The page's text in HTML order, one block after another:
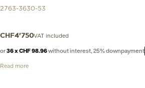
2763-3630-53
CHF4'750VAT included
or36 x CHF 98.96without interest, 25% downpayment
Read more